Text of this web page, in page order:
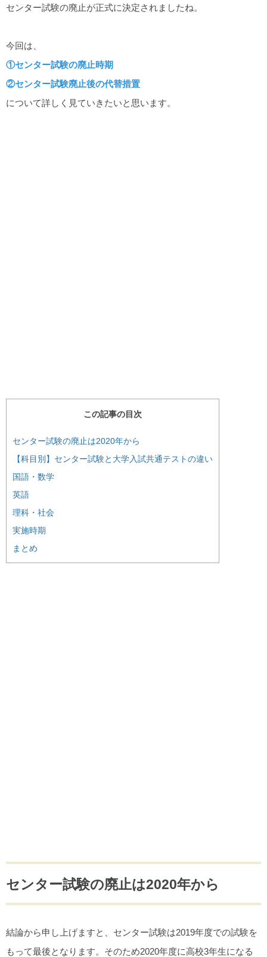
センター試験の廃止が正式に決定されましたね。
今回は、
①センター試験の廃止時期
②センター試験廃止後の代替措置
について詳しく見ていきたいと思います。
この記事の目次
センター試験の廃止は2020年から
【科目別】センター試験と大学入試共通テストの違い
国語・数学
英語
理科・社会
実施時期
まとめ
センター試験の廃止は2020年から
結論から申し上げますと、センター試験は2019年度での試験を
もって最後となります。そのため2020年度に高校3年生になる